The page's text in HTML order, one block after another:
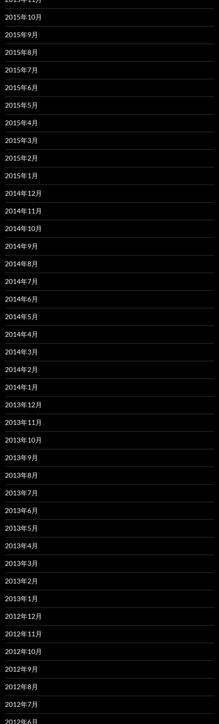
2015年10月
2015年9月
2015年8月
2015年7月
2015年6月
2015年5月
2015年4月
2015年3月
2015年2月
2015年1月
2014年12月
2014年11月
2014年10月
2014年9月
2014年8月
2014年7月
2014年6月
2014年5月
2014年4月
2014年3月
2014年2月
2014年1月
2013年12月
2013年11月
2013年10月
2013年9月
2013年8月
2013年7月
2013年6月
2013年5月
2013年4月
2013年3月
2013年2月
2013年1月
2012年12月
2012年11月
2012年10月
2012年9月
2012年8月
2012年7月
2012年6月